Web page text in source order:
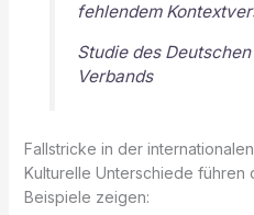
fehlendem
Studie des
Verbands
Fallstricke in der
Kulturelle Unterschiede führen
Beispiele zeigen: